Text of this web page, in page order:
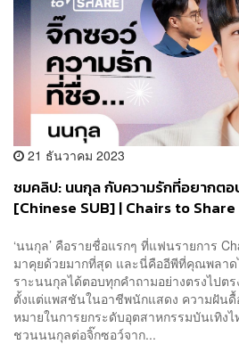
21 ธันวาคม 2023
ชมคลิป: นนกุล กับความรักที่อยากตอ
[Chinese SUB] | Chairs to Share
‘นนกุล’ คือรายชื่อแรกๆ ที่แฟนรายการ
มาคุยด้วยมากที่สุด และนี่คืออีพีที่คุณพลาด
ราะนนกุลได้ตอบทุกคำถามอย่างตรงไปต
ตั้งแต่แพสชันในอาชีพนักแสดง ความฝันดื้
หมายในการยกระดับอุตสาหกรรมบันเทิง
ชวนนนกุลต่อจิ๊กซอว์จาก...